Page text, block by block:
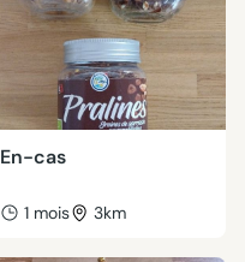
En-cas
1 mois 3km